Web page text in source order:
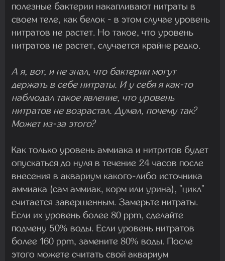
полезные бактерии накапливают нитраты в
своем теле, как белок - в этом случае уровень
нитратов не растет. Но такое, что уровень
нитратов не растет, случается крайне редко.
А я, вот, и не знал, что бактерии могут
держать в себе нитраты. И у себя я как-то
наблюдал такое явление, что уровень
нитратов не возрастал. Думал, почему так?
Может из-за этого?
Как только уровень аммиака и нитритов будет
опускаться до нуля в течение 24 часов после
внесения в аквариум какого-либо источника
аммиака (сам аммиак, корм или урина), "цикл"
считается завершенным. Замерьте нитраты.
Если их уровень более 80 ppm, сделайте
подмену 50% воды. Если уровень нитратов
более 160 ppm, замените 80% воды. После
этого можете считать свой аквариум